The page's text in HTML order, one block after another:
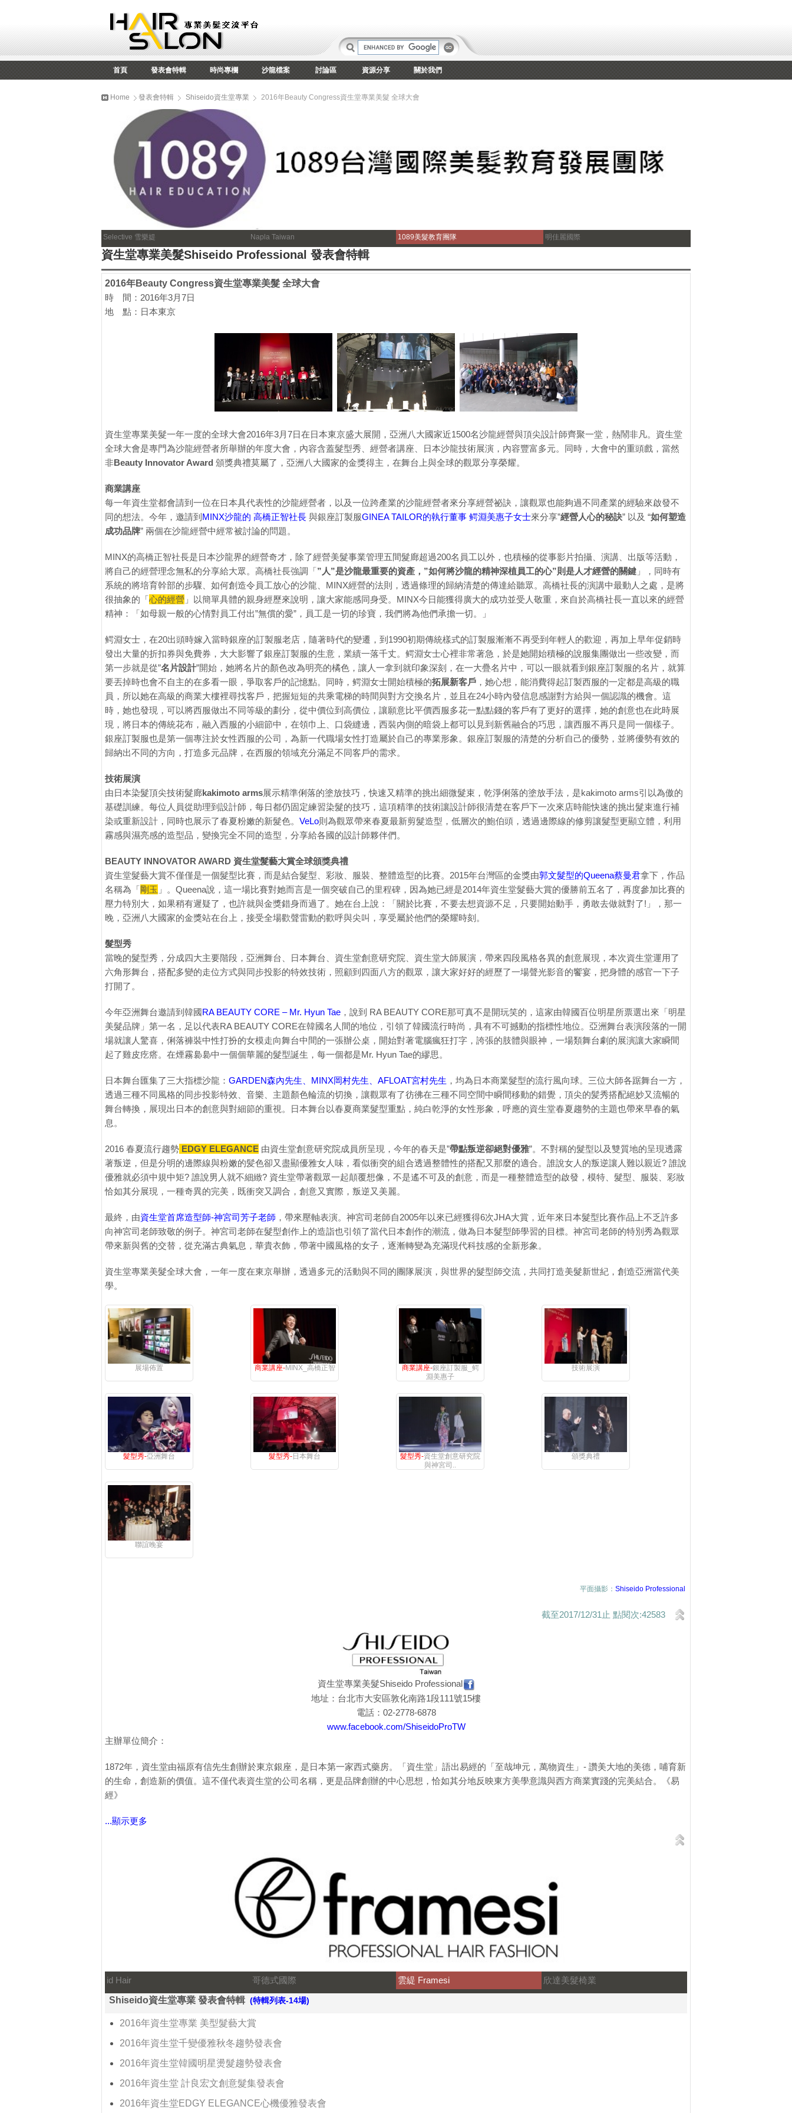
首頁 發表會特輯 時尚專欄 沙龍檔案 討論區 資源分享 關於我們
Home 發表會特輯 Shiseido資生堂專業 2016年Beauty Congress資生堂專業美髮 全球大會
Selective 雪樂媞 Napla Taiwan 1089美髮教育團隊 明佳麗國際
資生堂專業美髮Shiseido Professional 發表會特輯
2016年Beauty Congress資生堂專業美髮 全球大會
時 間：2016年3月7日
地 點：日本東京
資生堂專業美髮一年一度的全球大會2016年3月7日在日本東京盛大展開，亞洲八大國家近1500名沙龍經營與頂尖設計師齊聚一堂，熱鬧非凡。資生堂
全球大會是專門為沙龍經營者所舉辦的年度大會，內容含蓋髮型秀、經營者講座、日本沙龍技術展演，內容豐富多元。同時，大會中的重頭戲，當然
非Beauty Innovator Award 頒獎典禮莫屬了，亞洲八大國家的金獎得主，在舞台上與全球的觀眾分享榮耀。
商業講座
每一年資生堂都會請到一位在日本具代表性的沙龍經營者，以及一位跨產業的沙龍經營者來分享經營祕訣，讓觀眾也能夠過不同產業的經驗來啟發不
同的想法。今年，邀請到 MINX沙龍的 高橋正智社長 與銀座訂製服GINEA TAILOR的執行董事 鳄淵美惠子女士來分享”經營人心的秘訣” 以及 “如何塑造
成功品牌” 兩個在沙龍經營中經常被討論的問題。
MINX的高橋正智社長是日本沙龍界的經營奇才，除了經營美髮事業管理五間髮廊超過200名員工以外，也積極的從事影片拍攝、演講、出版等活動，
將自己的經營理念無私的分享給大眾。高橋社長強調「”人”是沙龍最重要的資產，”如何將沙龍的精神深植員工的心”則是人才經營的關鍵 」，同時有
系統的將培育幹部的步驟、如何創造令員工放心的沙龍、MINX經營的法則，透過條理的歸納清楚的傳達給聽眾。高橋社長的演講中最動人之處，是將
很抽象的「心的經營 」以簡單具體的親身經歷來說明，讓大家能感同身受。MINX今日能獲得廣大的成功並受人敬重，來自於高橋社長一直以來的經營
精神：「如母親一般的心情對員工付出”無償的愛”，員工是一切的珍寶，我們將為他們承擔一切。」
鳄淵女士，在20出頭時嫁入當時銀座的訂製服老店，隨著時代的變遷，到1990初期傳統樣式的訂製服漸漸不再受到年輕人的歡迎，再加上早年促銷時
發出大量的折扣券與免費券，大大影響了銀座訂製服的生意，業績一落千丈。鳄淵女士心裡非常著急，於是她開始積極的說服集團做出一些改變，而
第一步就是從”名片設計”開始，她將名片的顏色改為明亮的橘色，讓人一拿到就印象深刻，在一大疊名片中，可以一眼就看到銀座訂製服的名片，就算
要丟掉時也會不自主的在多看一眼，爭取客戶的記憶點。同時，鳄淵女士開始積極的拓展新客戶 ，她心想，能消費得起訂製西服的一定都是高級的職
員，所以她在高級的商業大樓裡尋找客戶，把握短短的共乘電梯的時間與對方交換名片，並且在24小時內發信息感謝對方給與一個認識的機會。這
時，她也發現，可以將西服做出不同等級的劃分，從中價位到高價位，讓願意比平價西服多花一點點錢的客戶有了更好的選擇，她的創意也在此時展
現，將日本的傳統花布，融入西服的小細節中，在領巾上、口袋縫邊，西裝內側的暗袋上都可以見到新舊融合的巧思，讓西服不再只是同一個樣子。
銀座訂製服也是第一個專注於女性西服的公司，為新一代職場女性打造屬於自己的專業形象。銀座訂製服的清楚的分析自己的優勢，並將優勢有效的
歸納出不同的方向，打造多元品牌，在西服的領域充分滿足不同客戶的需求。
技術展演
由日本染髮頂尖技術髮廊kakimoto arms展示精準俐落的塗放技巧，快速又精準的挑出細微髮束，乾淨俐落的塗放手法，是kakimoto arms引以為傲的
基礎訓練。每位人員從助理到設計師，每日都仍固定練習染髮的技巧，這項精準的技術讓設計師很清楚在客戶下一次來店時能快速的挑出髮束進行補
染或重新設計，同時也展示了春夏粉嫩的新髮色。 VeLo則為觀眾帶來春夏最新剪髮造型，低層次的鮑伯頭，透過邊際線的修剪讓髮型更顯立體，利用
霧感與濕亮感的造型品，變換完全不同的造型，分享給各國的設計師夥伴們。
BEAUTY INNOVATOR AWARD 資生堂髮藝大賞全球頒獎典禮
資生堂髮藝大賞不僅僅是一個髮型比賽，而是結合髮型、彩妝、服裝、整體造型的比賽。2015年台灣區的金獎由郭文髮型的Queena蔡曼君拿下，作品
名稱為「剛玉 」。Queena說，這一場比賽對她而言是一個突破自己的里程碑，因為她已經是2014年資生堂髮藝大賞的優勝前五名了，再度參加比賽的
壓力特別大，如果稍有遲疑了，也許就與金獎錯身而過了。她在台上說：「關於比賽，不要去想資源不足，只要開始動手，勇敢去做就對了!」，那一
晚，亞洲八大國家的金獎站在台上，接受全場歡聲雷動的歡呼與尖叫，享受屬於他們的榮耀時刻。
髮型秀
當晚的髮型秀，分成四大主要階段，亞洲舞台、日本舞台、資生堂創意研究院、資生堂大師展演，帶來四段風格各異的創意展現，本次資生堂運用了
六角形舞台，搭配多變的走位方式與同步投影的特效技術，照顧到四面八方的觀眾，讓大家好好的經歷了一場聲光影音的饗宴，把身體的感官一下子
打開了。
今年亞洲舞台邀請到韓國RA BEAUTY CORE – Mr. Hyun Tae ，說到 RA BEAUTY CORE那可真不是開玩笑的，這家由韓國百位明星所票選出來「明星
美髮品牌」第一名，足以代表RA BEAUTY CORE在韓國名人間的地位，引領了韓國流行時尚，具有不可撼動的指標性地位。亞洲舞台表演段落的一開
場就讓人驚喜，俐落褲裝中性打扮的女模走向舞台中間的一張辦公桌，開始對著電腦瘋狂打字，誇張的肢體與眼神，一場類舞台劇的展演讓大家瞬間
起了雞皮疙瘩。在煙霧裊裊中一個個華麗的髮型誕生，每一個都是Mr. Hyun Tae的繆思。
日本舞台匯集了三大指標沙龍： GARDEN森內先生、MINX岡村先生、AFLOAT宮村先生 ，均為日本商業髮型的流行風向球。三位大師各踞舞台一方，
透過三種不同風格的同步投影特效、音樂、主題顏色輪流的切換，讓觀眾有了彷彿在三種不同空間中瞬間移動的錯覺，頂尖的髪秀搭配絕妙又流暢的
舞台轉換，展現出日本的創意與對細節的重視。日本舞台以春夏商業髮型重點，純白乾淨的女性形象，呼應的資生堂春夏趨勢的主題也帶來早春的氣
息。
2016 春夏流行趨勢 EDGY ELEGANCE 由資生堂創意研究院成員所呈現，今年的春天是”帶點叛逆卻絕對優雅”。不對稱的髮型以及雙質地的呈現透露
著叛逆，但是分明的邊際線與粉嫩的髪色卻又盡顯優雅女人味，看似衝突的組合透過整體性的搭配又那麼的適合。誰說女人的叛逆讓人難以親近? 誰說
優雅就必須中規中矩? 誰說男人就不細緻? 資生堂帶著觀眾一起顛覆想像，不是遙不可及的創意，而是一種整體造型的啟發，模特、髮型、服裝、彩妝
恰如其分展現，一種奇異的完美，既衝突又調合，創意又實際，叛逆又美麗。
最終，由資生堂首席造型師-神宮司芳子老師 ，帶來壓軸表演。神宮司老師自2005年以來已經獲得6次JHA大賞，近年來日本髮型比賽作品上不乏許多
向神宮司老師致敬的例子。神宮司老師在髮型創作上的造詣也引領了當代日本創作的潮流，做為日本髮型師學習的目標。神宮司老師的特別秀為觀眾
帶來新與舊的交替，從充滿古典氣息，華貴衣飾，帶著中國風格的女子，逐漸轉變為充滿現代科技感的全新形象。
資生堂專業美髮全球大會，一年一度在東京舉辦，透過多元的活動與不同的團隊展演，與世界的髮型師交流，共同打造美髮新世紀，創造亞洲當代美
學。
展場佈置 商業講座-MINX_高橋正智 商業講座-銀座訂製服_鳄
淵美惠子
技術展演
髮型秀-亞洲舞台 髮型秀-日本舞台 髮型秀-資生堂創意研究院
與神宮司..
頒獎典禮
聯誼晚宴
平面攝影： Shiseido Professional
截至2017/12/31止 點閱次:42583
資生堂專業美髮Shiseido Professional
地址：台北市大安區敦化南路1段111號15樓
電話：02-2778-6878
www.facebook.com/ShiseidoProTW
主辦單位簡介：
1872年，資生堂由福原有信先生創辦於東京銀座，是日本第一家西式藥房。「資生堂」語出易經的「至哉坤元，萬物資生」- 讚美大地的美德，哺育新
的生命，創造新的價值。這不僅代表資生堂的公司名稱，更是品牌創辦的中心思想，恰如其分地反映東方美學意識與西方商業實踐的完美結合。《易
經》
...顯示更多
id Hair 哥德式國際 雲緹 Framesi
欣達美髮椅業
Shiseido資生堂專業 發表會特輯 (特輯列表-14場)
2016年資生堂專業 美型髮藝大賞
2016年資生堂千變優雅秋冬趨勢發表會
2016年資生堂韓國明星燙髮趨勢發表會
2016年資生堂 計良宏文創意髮集發表會
2016年資生堂EDGY ELEGANCE心機優雅發表會